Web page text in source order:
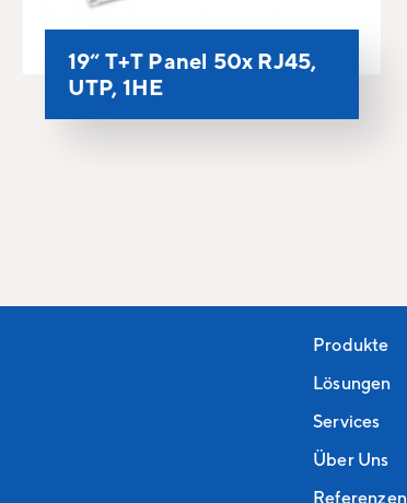
19“ T+T Panel 50x RJ45,
UTP, 1HE
Produkte
Lösungen
Services
Über Uns
Referenzen